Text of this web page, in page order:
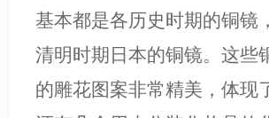
基本都是各历史时期的铜镜
清明时期日本的铜镜。这些
的雕花图案非常精美，体现